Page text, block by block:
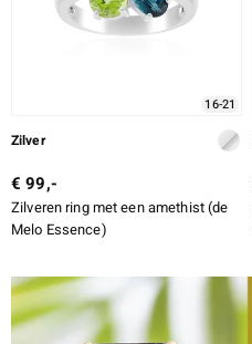
16-21
Zilver
€ 99,-
Zilveren ring met een amethist (de
Melo Essence)